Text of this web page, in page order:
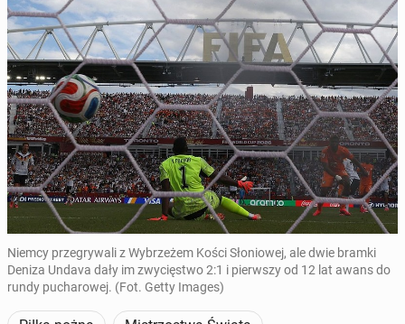
Niemcy przegrywali z Wybrzeżem Kości Słoniowej, ale dwie bramki
Deniza Undava dały im zwycięstwo 2:1 i pierwszy od 12 lat awans do
rundy pucharowej. (Fot. Getty Images)